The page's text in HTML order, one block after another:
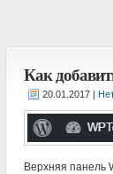
Как
|
Верхняя панель